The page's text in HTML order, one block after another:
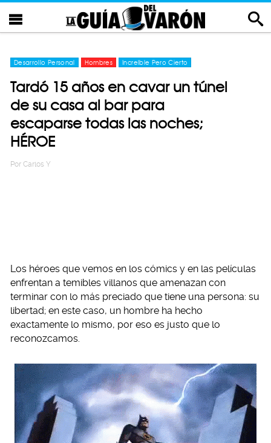
Desarrollo Personal Hombres Increíble Pero Cierto
Tardó 15 años en cavar un túnel
de su casa al bar para
escaparse todas las noches;
HÉROE
Por Carlos Y
Los héroes que vemos en los cómics y en las películas
enfrentan a temibles villanos que amenazan con
terminar con lo más preciado que tiene una persona: su
libertad; en este caso, un hombre ha hecho
exactamente lo mismo, por eso es justo que lo
reconozcamos.